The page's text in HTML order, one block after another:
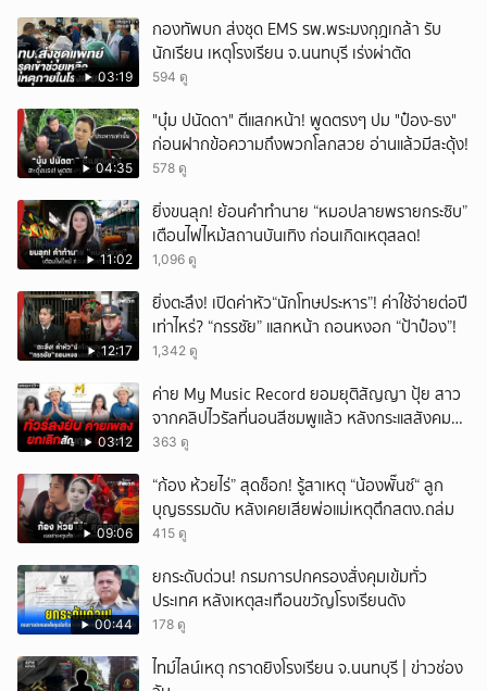
03:19
กองทัพบก ส่งชุด EMS รพ.พระมงกุฎเกล้า รับ
นักเรียน เหตุโรงเรียน จ.นนทบุรี เร่งผ่าตัด
594 ดู
04:35
"บุ๋ม ปนัดดา" ตีแสกหน้า! พูดตรงๆ ปม "ป๋อง-ธง"
ก่อนฝากข้อความถึงพวกโลกสวย อ่านแล้วมีสะดุ้ง!
578 ดู
11:02
ยิ่งขนลุก! ย้อนคำทำนาย “หมอปลายพรายกระซิบ”
เตือนไฟไหม้สถานบันเทิง ก่อนเกิดเหตุสลด!
1,096 ดู
12:17
ยิ่งตะลึง! เปิดค่าหัว“นักโทษประหาร”! ค่าใช้จ่ายต่อปี
เท่าไหร่? “กรรชัย” แสกหน้า ถอนหงอก “ป้าป๋อง”!
1,342 ดู
03:12
ค่าย My Music Record ยอมยุติสัญญา ปุ้ย สาว
จากคลิปไวรัลที่นอนสีชมพูแล้ว หลังกระแสสังคม
และคนในวงการวิจารณ์เรื่องความเหมาะสม
363 ดู
09:06
“ก้อง ห้วยไร่” สุดช็อก! รู้สาเหตุ “น้องพั๊นซ์“ ลูก
บุญธรรมดับ หลังเคยเสียพ่อแม่เหตุตึกสตง.ถล่ม
415 ดู
00:44
ยกระดับด่วน! กรมการปกครองสั่งคุมเข้มทั่ว
ประเทศ หลังเหตุสะเทือนขวัญโรงเรียนดัง
178 ดู
ไทม์ไลน์เหตุ กราดยิงโรงเรียน จ.นนทบุรี | ข่าวช่อง